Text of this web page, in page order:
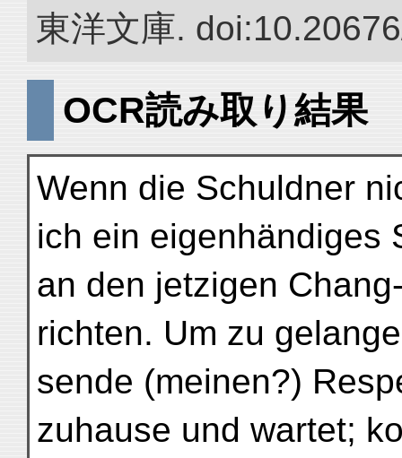
東洋文庫.
OCR読み取り結果
Wenn die Schuldner
ich ein eigenhändiges
an den jetzigen
richten. Um zu
sende (meinen?)
zuhause und wartet;